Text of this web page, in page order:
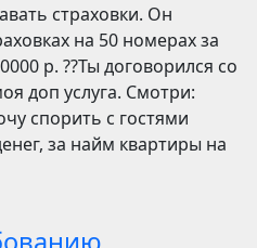
страховки. Он
на 50 номерах за
р. ??Ты договорился со
доп услуга. Смотри:
спорить с гостями
за найм квартиры на